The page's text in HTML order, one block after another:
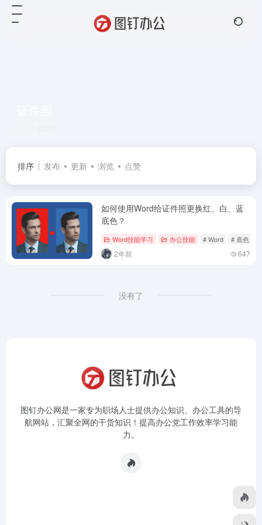
排序 发布 更新 浏览 点赞
如何使用Word给证件照更换红、白、蓝
底色？
Word技能学习 办公技能 # Word # 底色
2年前 647
没有了
图钉办公网是一家专为职场人士提供办公知识、办公工具的导
航网站，汇聚全网的干货知识！提高办公党工作效率学习能
力。